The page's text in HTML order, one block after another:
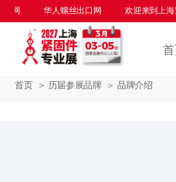
华人螺丝出口网 欢迎来到上海紧固件
首页 ＞ 历届参展品牌 ＞ 品牌介绍